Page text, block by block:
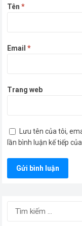
Tên*
Email*
Trang web
Lưu tên của tôi,
lần bình luận kế tiếp của
kiếm